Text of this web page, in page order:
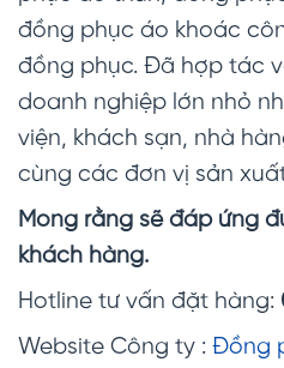
đồng phục áo khoác
đồng phục. Đã hợp tác
doanh nghiệp lớn nhỏ
viện, khách sạn, nhà
cùng các đơn vị sản
Mong rằng sẽ đáp ứng
khách hàng.
Hotline tư vấn đặt hàng:
Website Công ty : Đồng